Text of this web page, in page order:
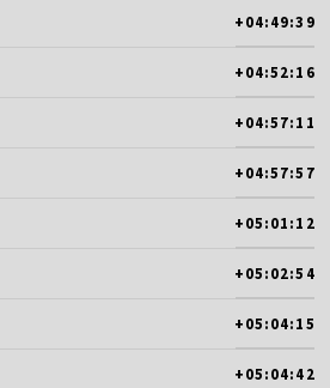
+04:49:39
+04:52:16
+04:57:11
+04:57:57
+05:01:12
+05:02:54
+05:04:15
+05:04:42